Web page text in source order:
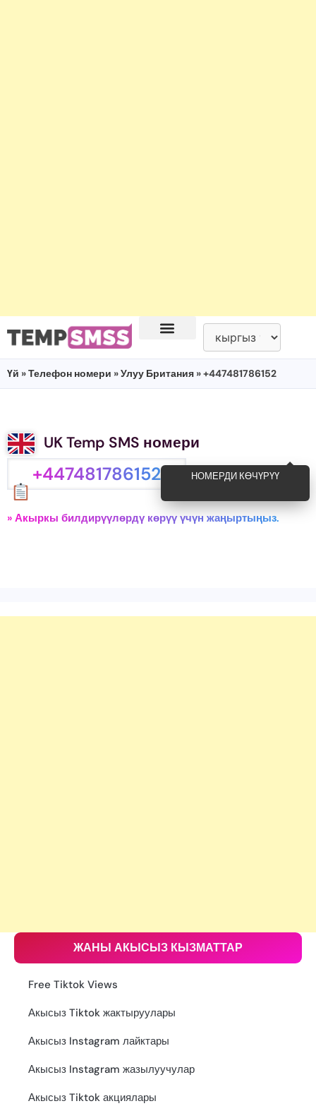
Үй »Телефон номери »Улуу Британия » +447481786152
UK Temp SMS номери
+447481786152 НОМЕРДИ КӨЧҮРҮҮ
» Акыркы билдирүүлөрдү көрүү үчүн жаңыртыңыз.
ЖАНЫ АКЫСЫЗ КЫЗМАТТАР
Free Tiktok Views
Акысыз Tiktok жактыруулары
Акысыз Instagram лайктары
Акысыз Instagram жазылуучулар
Акысыз Tiktok акциялары